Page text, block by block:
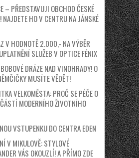
– PŘEDSTAVUJI OBCHOD ČESKÉ
HO V CENTRU NA JÁNSKÉ
V HODNOTĚ 2.000,- NA VÝBĚR
SLUŽEB V OPTICE FÉNIX
DRÁZE NAD VINOHRADY! O
MUSÍTE VĚDĚT!
VELKOMĚSTA: PROČ SE PÉČE O
MODERNÍHO ŽIVOTNÍHO
VSTUPENKU DO CENTRA EDEN
V MIKULOVĚ: STYLOVÉ
VÁS OKOUZLÍ! A PŘÍMO ZDE